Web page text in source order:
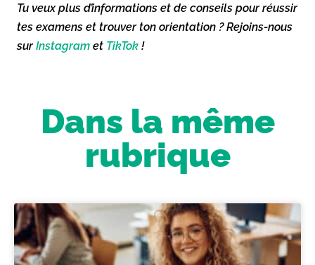
Tu veux plus d’informations et de conseils pour réussir
tes examens et trouver ton orientation ? Rejoins-nous
surInstagram et TikTok !
Dans la même
rubrique